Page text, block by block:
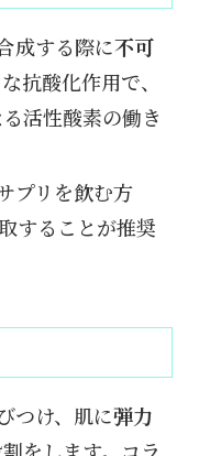
成する際に不可
抗酸化作用で、
活性酸素の働き
プリを飲む方
することが推奨
つけ、肌に弾力
をします。コラ